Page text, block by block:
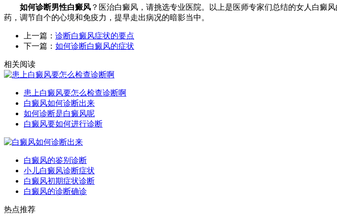
如何诊断男性白癜风 ？医治白癜风，请挑选专业医院。以上是医师专家们总结的女人白癜
药，调节自个的心境和免疫力，提早走出病况的暗影当中。
上一篇： 诊断白癜风症状的要点
下一篇： 如何诊断白癜风的症状
相关阅读
患上白癜风要怎么检查诊断啊
白癜风如何诊断出来
如何诊断是白癜风呢
白癜风要如何进行诊断
白癜风的鉴别诊断
小儿白癜风诊断症状
白癜风初期症状诊断
白癜风的诊断确诊
热点推荐